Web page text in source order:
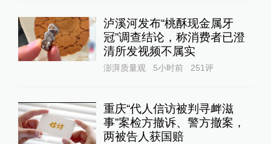
泸溪河发布“桃酥现金属牙
冠”调查结论，称消费者已澄
清所发视频不属实
澎湃质量观 5小时前 251评
重庆“代人信访被判寻衅滋
事”案检方撤诉、警方撤案，
两被告人获国赔